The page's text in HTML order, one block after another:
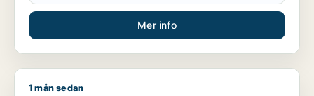
Mer info
Alem söker butik för uthyrning i Karlstad
1 mån sedan